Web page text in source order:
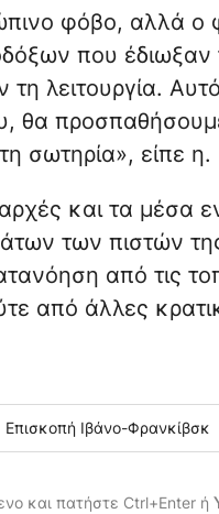
φόβο, αλλά ο
που έδιωξαν
λειτουργία.
θα
σωτηρία», είπε η.
και τα μέσα
των πιστών
από τις
από άλλες
Επισκοπή Ιβάνο-Φρανκίβσκ
και πατήστε Ctrl+Enter ή